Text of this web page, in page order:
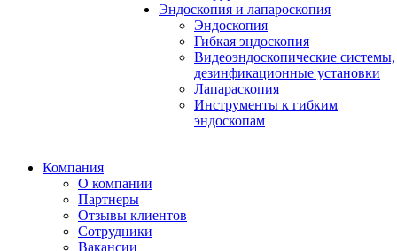
Эндоскопия и лапароскопия
Эндоскопия
Гибкая эндоскопия
Видеоэндоскопические системы,
дезинфикационные установки
Лапараскопия
Инструменты к гибким
эндоскопам
Компания
О компании
Партнеры
Отзывы клиентов
Сотрудники
Вакансии